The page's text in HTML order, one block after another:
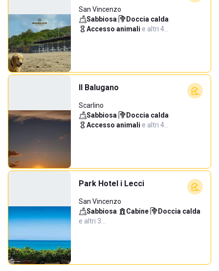
San Vincenzo
Sabbiosa· Doccia calda·
Accesso animali·e altri 4…
Il Balugano
Scarlino
Sabbiosa· Doccia calda·
Accesso animali·e altri 4…
Park Hotel i Lecci
San Vincenzo
Sabbiosa· Cabine· Doccia calda·
e altri 3…